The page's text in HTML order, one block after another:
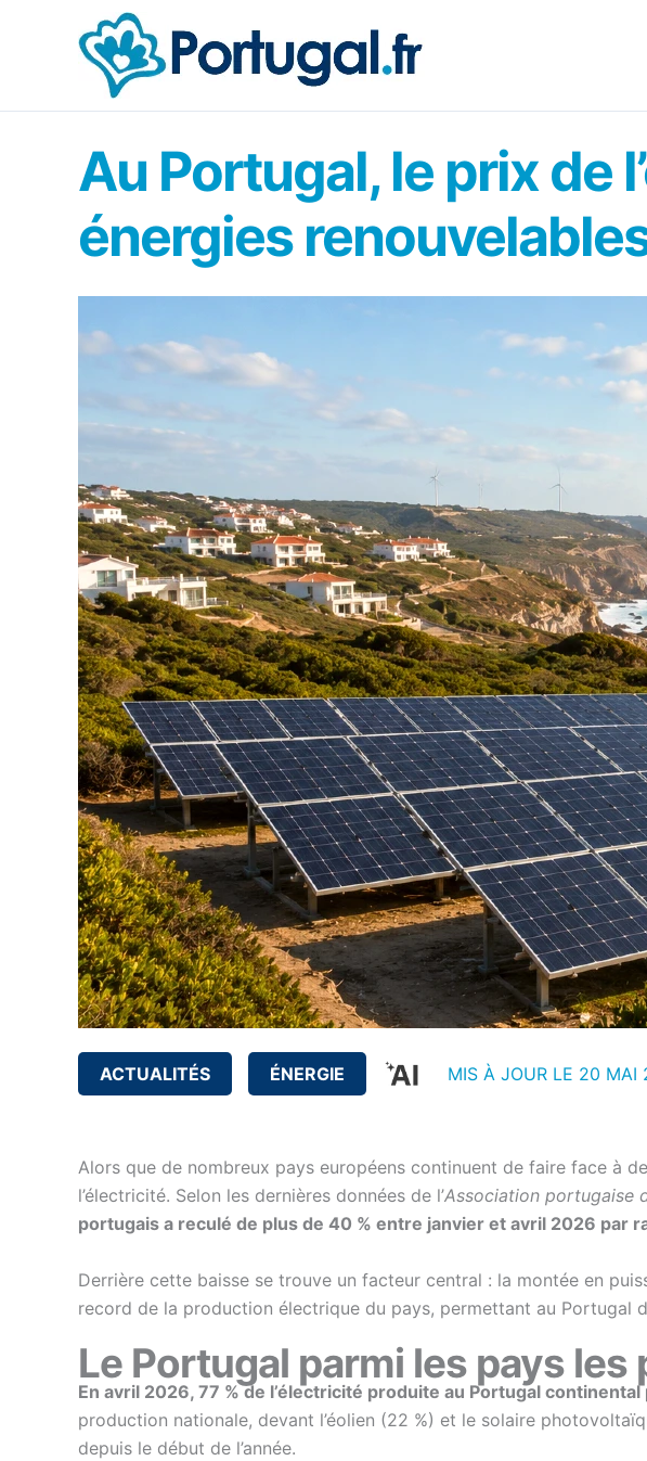
Au Portugal, le prix de
énergies
ACTUALITÉS ÉNERGIE MIS À JOUR LE 20 MAI
Alors que de nombreux pays européens continuent de faire face à
l’électricité. Selon les dernières données de l’Association portugaise
portugais a reculé de plus de 40 % entre janvier et avril 2026 par
Derrière cette baisse se trouve un facteur central : la montée en
record de la production électrique du pays, permettant au Portugal
Le Portugal parmi les pays les
En avril 2026, 77 % de l’électricité produite au Portugal
production nationale, devant l’éolien (22 %) et le solaire
depuis le début de l’année.